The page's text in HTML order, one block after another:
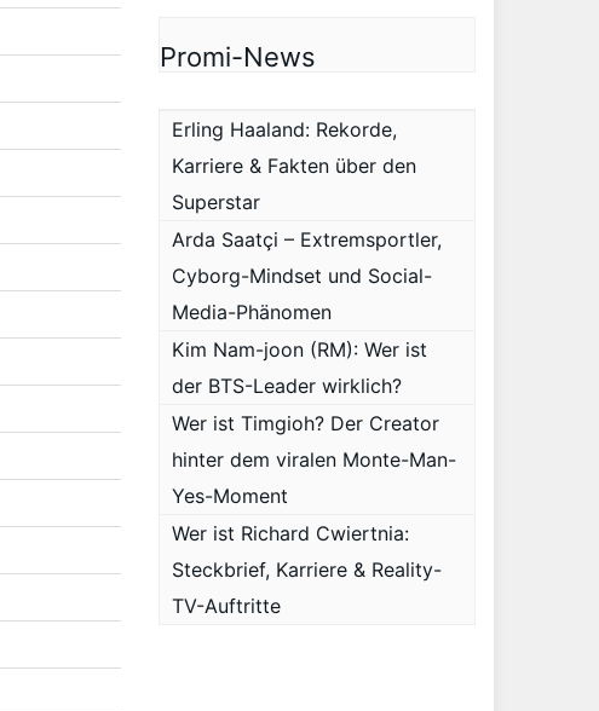
Promi-News
Erling Haaland: Rekorde,
Karriere & Fakten über den
Superstar
Arda Saatçi – Extremsportler,
Cyborg-Mindset und Social-
Media-Phänomen
Kim Nam-joon (RM): Wer ist
der BTS-Leader wirklich?
Wer ist Timgioh? Der Creator
hinter dem viralen Monte-Man-
Yes-Moment
Wer ist Richard Cwiertnia:
Steckbrief, Karriere & Reality-
TV-Auftritte